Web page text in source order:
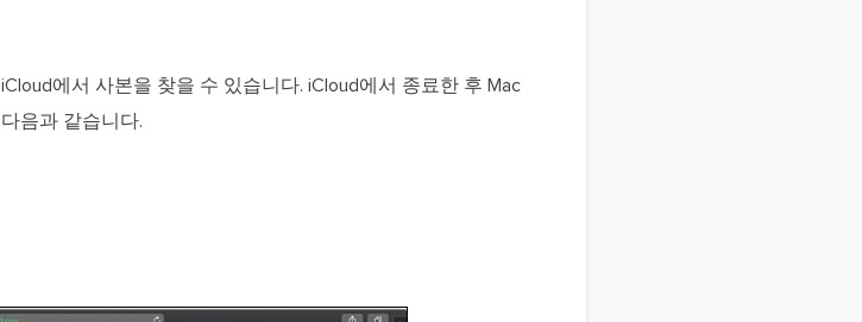
에서 사본을 찾을 수 있습니다. iCloud에서 종료한 후 Mac
음과 같습니다.